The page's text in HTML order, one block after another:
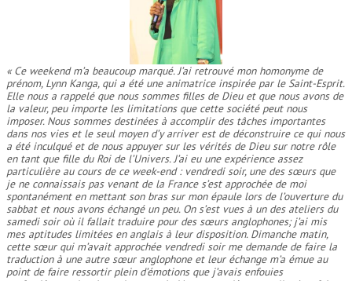
« Ce weekend m’a beaucoup marqué. J’ai retrouvé mon homonyme de
prénom, Lynn Kanga, qui a été une animatrice inspirée par le Saint-Esprit.
Elle nous a rappelé que nous sommes filles de Dieu et que nous avons de
la valeur, peu importe les limitations que cette société peut nous
imposer. Nous sommes destinées à accomplir des tâches importantes
dans nos vies et le seul moyen d’y arriver est de déconstruire ce qui nous
a été inculqué et de nous appuyer sur les vérités de Dieu sur notre rôle
en tant que fille du Roi de l’Univers. J’ai eu une expérience assez
particulière au cours de ce week-end : vendredi soir, une des sœurs que
je ne connaissais pas venant de la France s’est approchée de moi
spontanément en mettant son bras sur mon épaule lors de l’ouverture du
sabbat et nous avons échangé un peu. On s’est vues à un des ateliers du
samedi soir où il fallait traduire pour des sœurs anglophones; j’ai mis
mes aptitudes limitées en anglais à leur disposition. Dimanche matin,
cette sœur qui m’avait approchée vendredi soir me demande de faire la
traduction à une autre sœur anglophone et leur échange m’a émue au
point de faire ressortir plein d’émotions que j’avais enfouies